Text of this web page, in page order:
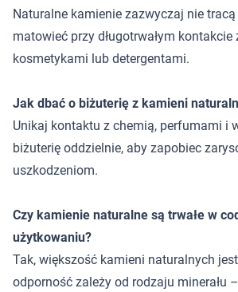
Naturalne kamienie zazwyczaj nie
matowieć przy długotrwałym kontakcie
kosmetykami lub detergentami.
Jak dbać o biżuterię z kamieni
Unikaj kontaktu z chemią, perfumami i
biżuterię oddzielnie, aby zapobiec
uszkodzeniom.
Czy kamienie naturalne są trwałe w
użytkowaniu?
Tak, większość kamieni naturalnych
odporność zależy od rodzaju minerału